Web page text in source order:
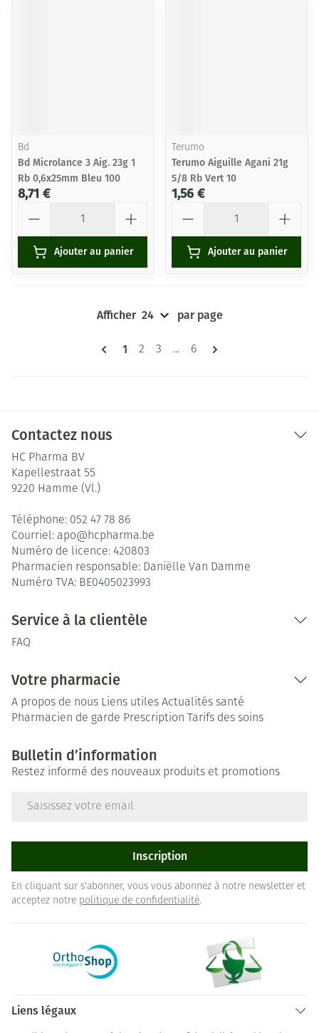
Bd
Bd Microlance 3 Aig. 23g 1
Rb 0,6x25mm Bleu 100
8,71 €
Ajouter au panier
Terumo
Terumo Aiguille Agani 21g
5/8 Rb Vert 10
1,56 €
Ajouter au panier
Pages
Vous lisez actuellement la page
1 Page
2 Page
3 ... Page
6
Afficher par page
Contactez nous
HC Pharma BV
Kapellestraat 55
9220 Hamme (Vl.)
Téléphone: 052 47 78 86
Courriel: apo@hcpharma.be
Numéro de licence: 420803
Pharmacien responsable: Daniëlle Van Damme
Numéro TVA: BE0405023993
Service à la clientèle
FAQ
Votre pharmacie
A propos de nous Liens utiles Actualités santé
Pharmacien de garde Prescription Tarifs des soins
Bulletin d’information
Restez informé des nouveaux produits et promotions
Inscription
En cliquant sur s'abonner, vous vous abonnez à notre newsletter et
acceptez notre politique de confidentialité.
Liens légaux